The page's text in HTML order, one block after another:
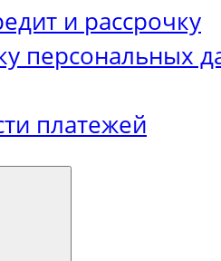
и рассрочку
персональных
платежей